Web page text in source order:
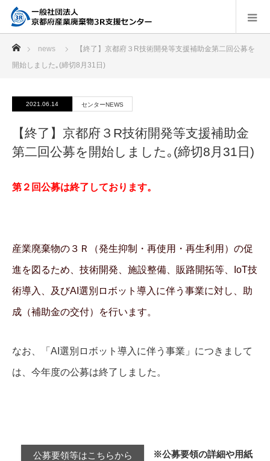
news
【終了】京都府３R技術開発等支援補助金第二回公募を
開始しました｡(締切8月31日)
2021.06.14 センターNEWS
【終了】京都府３R技術開発等支援補助金
第二回公募を開始しました｡(締切8月31日)
第２回公募は終了しております。
産業廃棄物の３Ｒ（発生抑制・再使用・再生利用） の促
進を図るため、技術開発、施設整備、販路開拓等、IoT技
術導入、及びAI選別ロボット導入に伴う事業に対し、 助
成 （補助金の交付）を行います。
なお、「AI選別ロボット導入に伴う事業」につきまして
は、今年度の公募は終了しました。
公募要領等はこちらから
※公募要領の詳細や用紙